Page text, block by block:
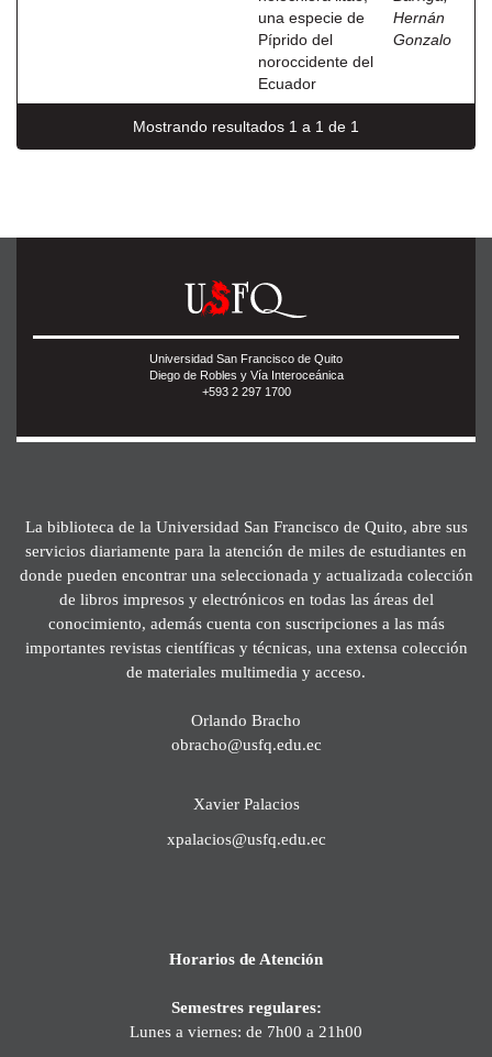
una especie de
Píprido del
noroccidente del
Ecuador
Hernán
Gonzalo
Mostrando resultados 1 a 1 de 1
Universidad San Francisco de Quito
Diego de Robles y Vía Interoceánica
+593 2 297 1700
La biblioteca de la Universidad San Francisco de Quito, abre sus
servicios diariamente para la atención de miles de estudiantes en
donde pueden encontrar una seleccionada y actualizada colección
de libros impresos y electrónicos en todas las áreas del
conocimiento, además cuenta con suscripciones a las más
importantes revistas científicas y técnicas, una extensa colección
de materiales multimedia y acceso.
Orlando Bracho
obracho@usfq.edu.ec
Xavier Palacios
xpalacios@usfq.edu.ec
Horarios de Atención
Semestres regulares:
Lunes a viernes: de 7h00 a 21h00